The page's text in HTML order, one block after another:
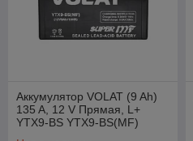
Аккумулятор VOLAT (9 Ah)
135 A, 12 V Прямая, L+
YTX9-BS YTX9-BS(MF)